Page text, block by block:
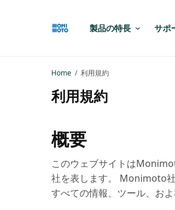
製品の特長 サポ
Home 利用規約
利用規約
概要
このウェブサイトは
社を表します。 Monimoto
すべての情報、ツール、お